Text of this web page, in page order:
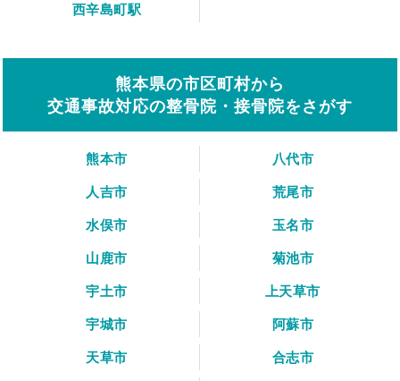
西辛島町駅
熊本県の市区町村から
交通事故対応の整骨院・接骨院をさがす
熊本市
八代市
人吉市
荒尾市
水俣市
玉名市
山鹿市
菊池市
宇土市
上天草市
宇城市
阿蘇市
天草市
合志市